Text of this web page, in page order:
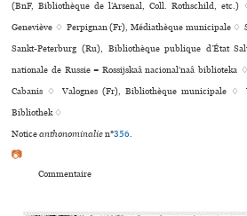
(BnF, Bibliothèque de l’Arsenal, Coll. Rothschild,
Geneviève ♢ Perpignan (Fr), Médiathèque muni­ci­pale ♢
Sankt-Peterburg (Ru), Bibliothèque publique d’État
nationale de Russie = Rossijskaâ nacionalʹnaâ
Cabanis ♢ Valognes (Fr), Bibliothèque muni­ci­pale ♢
Bibliothek ♢
Noticeanthonominalien°356.
📷
Commentaire